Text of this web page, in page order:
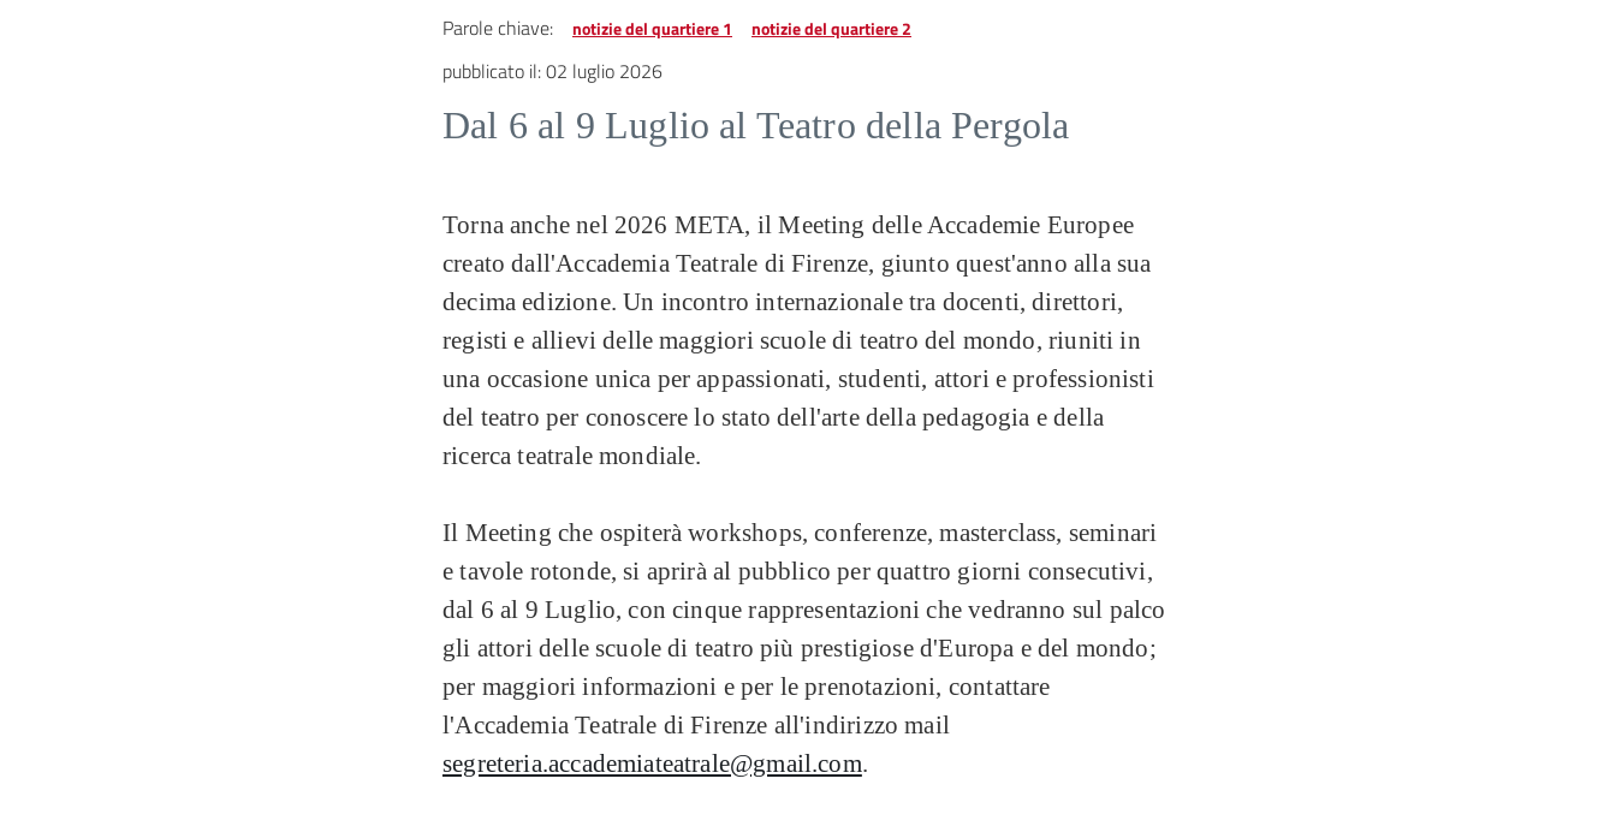
Parole chiave: notizie del quartiere 1 notizie del quartiere 2
pubblicato il:02 luglio 2026
Dal 6 al 9 Luglio al Teatro della Pergola
Torna anche nel 2026 META, il Meeting delle Accademie Europee
creato dall'Accademia Teatrale di Firenze, giunto quest'anno alla sua
decima edizione. Un incontro internazionale tra docenti, direttori,
registi e allievi delle maggiori scuole di teatro del mondo, riuniti in
una occasione unica per appassionati, studenti, attori e professionisti
del teatro per conoscere lo stato dell'arte della pedagogia e della
ricerca teatrale mondiale.
Il Meeting che ospiterà workshops, conferenze, masterclass, seminari
e tavole rotonde, si aprirà al pubblico per quattro giorni consecutivi,
dal 6 al 9 Luglio, con cinque rappresentazioni che vedranno sul palco
gli attori delle scuole di teatro più prestigiose d'Europa e del mondo;
per maggiori informazioni e per le prenotazioni, contattare
l'Accademia Teatrale di Firenze all'indirizzo mail
segreteria.accademiateatrale@gmail.com.